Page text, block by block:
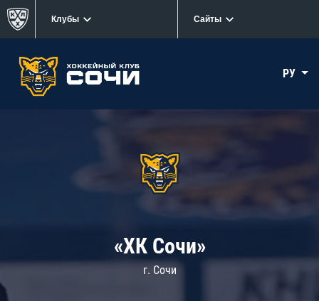
Клубы Сайты
РУ
«ХК Сочи»
г. Сочи